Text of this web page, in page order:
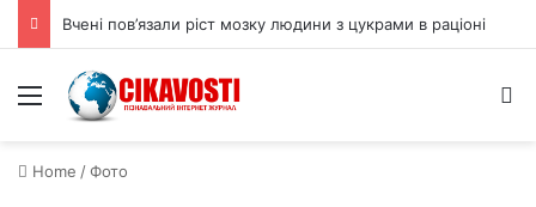
Вчені пов’язали ріст мозку людини з цукрами в раціоні
Menu
Home /Фото